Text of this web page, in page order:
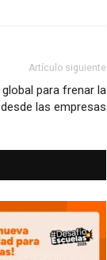
Artículo siguiente
para frenar la
las empresas